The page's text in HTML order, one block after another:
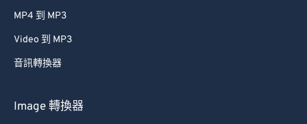
MP4 到 MP3
Video 到 MP3
音訊轉換器
Image 轉換器